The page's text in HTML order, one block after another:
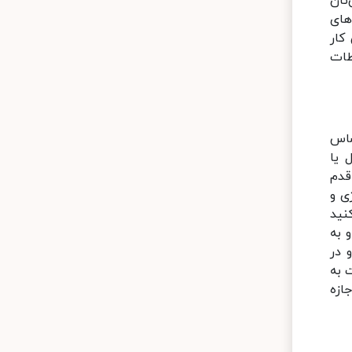
یا
و
به
در
به